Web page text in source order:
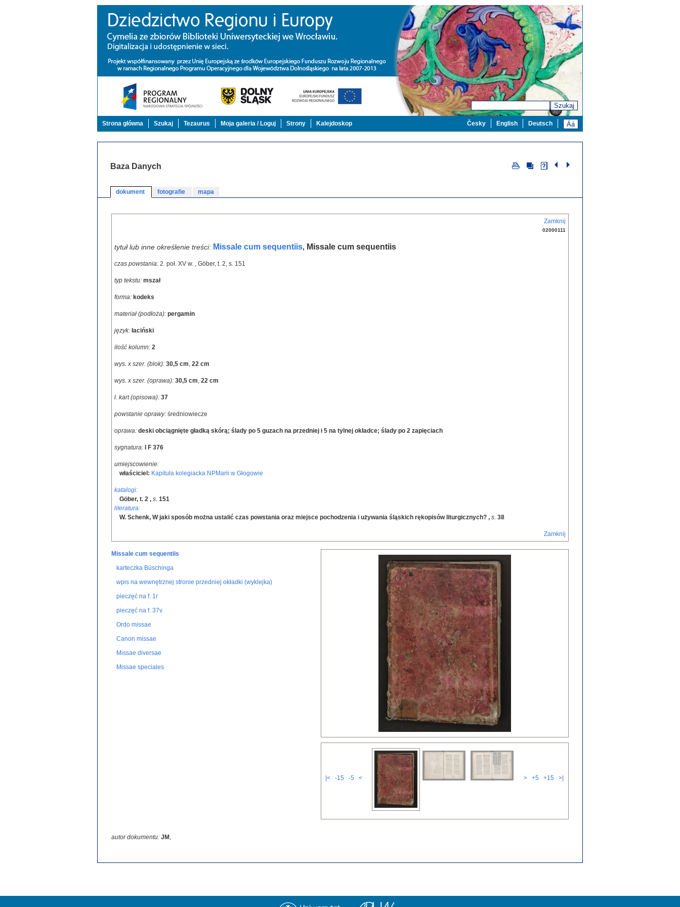
Szukaj
Strona główna Szukaj Tezaurus Moja galeria / Loguj Strony Kalejdoskop Deutsch
English
Česky
Baza Danych
dokument fotografie mapa
Zamknij
02000111
tytuł lub inne określenie treści: Missale cum sequentiis, Missale cum sequentiis
czas powstania: 2. poł. XV w. , Göber, t. 2, s. 151
typ tekstu: mszał
forma: kodeks
materiał (podłoża): pergamin
język: łaciński
ilość kolumn: 2
wys. x szer. (blok): 30,5 cm, 22 cm
wys. x szer. (oprawa): 30,5 cm, 22 cm
l. kart (opisowa): 37
powstanie oprawy: średniowiecze
oprawa: deski obciągnięte gładką skórą; ślady po 5 guzach na przedniej i 5 na tylnej okładce; ślady po 2 zapięciach
sygnatura: I F 376
umiejscowienie:
właściciel: Kapituła kolegiacka NPMarii w Głogowie
katalogi:
Göber, t. 2 , s. 151
literatura:
W. Schenk, W jaki sposób można ustalić czas powstania oraz miejsce pochodzenia i używania śląskich rękopisów liturgicznych? , s. 38
Zamknij
Missale cum sequentiis
karteczka Büschinga
wpis na wewnętrznej stronie przedniej okładki (wyklejka)
pieczęć na f. 1r
pieczęć na f. 37v
Ordo missae
Canon missae
Missae diversae
Missae speciales
|< -15 -5 < > +5 +15 >|
autor dokumentu: JM ,